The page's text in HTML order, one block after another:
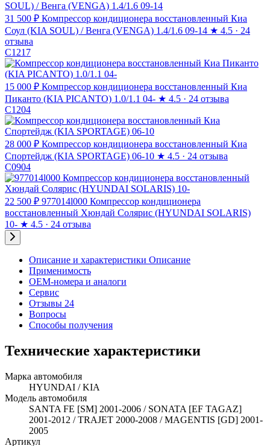
31 500 ₽ Компрессор кондиционера восстановленный Киа
Соул (KIA SOUL) / Венга (VENGA) 1.4/1.6 09-14 ★ 4.5 · 24
отзыва
C1217
15 000 ₽ Компрессор кондиционера восстановленный Киа
Пиканто (KIA PICANTO) 1.0/1.1 04- ★ 4.5 · 24 отзыва
C1204
28 000 ₽ Компрессор кондиционера восстановленный Киа
Спортейдж (KIA SPORTAGE) 06-10 ★ 4.5 · 24 отзыва
C0904
22 500 ₽ 977014l000 Компрессор кондиционера
восстановленный Хюндай Солярис (HYUNDAI SOLARIS)
10- ★ 4.5 · 24 отзыва
Описание и характеристики Описание
Применимость
OEM-номера и аналоги
Сервис
Отзывы 24
Вопросы
Способы получения
Технические характеристики
Марка автомобиля
HYUNDAI / KIA
Модель автомобиля
SANTA FE [SM] 2001-2006 / SONATA [EF TAGAZ]
2001-2012 / TRAJET 2000-2008 / MAGENTIS [GD] 2001-
2005
Артикул